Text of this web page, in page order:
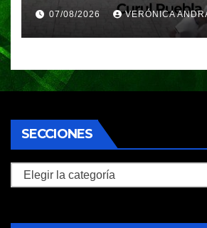
de Angelópolis;
huyeron en auto
07/08/2026 VERÓNICA
SECCIONES
Secciones